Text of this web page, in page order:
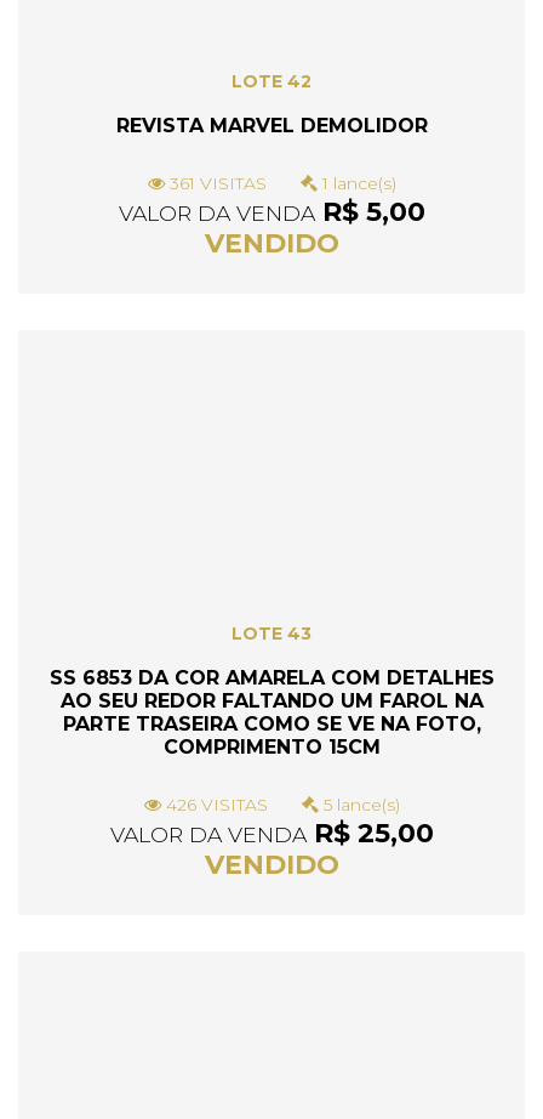
LOTE 42
REVISTA MARVEL DEMOLIDOR
361 VISITAS 1 lance(s)
VALOR DA VENDAR$ 5,00
VENDIDO
LOTE 43
SS 6853 DA COR AMARELA COM DETALHES
AO SEU REDOR FALTANDO UM FAROL NA
PARTE TRASEIRA COMO SE VE NA FOTO,
COMPRIMENTO 15CM
426 VISITAS 5 lance(s)
VALOR DA VENDAR$ 25,00
VENDIDO